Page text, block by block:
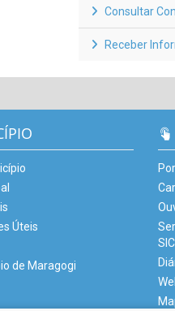
Consultar
Receber
Úteis
de Maragogi